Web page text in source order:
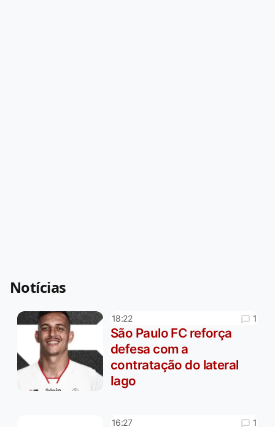
Notícias
18:22 1
São Paulo FC reforça
defesa com a
contratação do lateral
Iago
16:27 1